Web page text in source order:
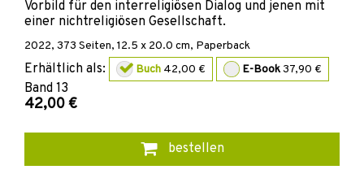
Vorbild für den interreligiösen Dialog und jenen mit
einer nichtreligiösen Gesellschaft.
2022, 373 Seiten, 12.5 x 20.0 cm, Paperback
Erhältlich als: Buch 42,00 € E-Book37,90 €
Band 13
42,00 €
bestellen